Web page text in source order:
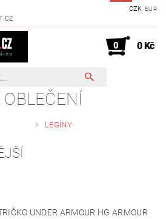
CZK EUR
0 0 Kč
LEGÍNY
UNDER ARMOUR HG ARMOUR